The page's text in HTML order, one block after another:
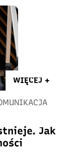
WIĘCEJ +
Jak